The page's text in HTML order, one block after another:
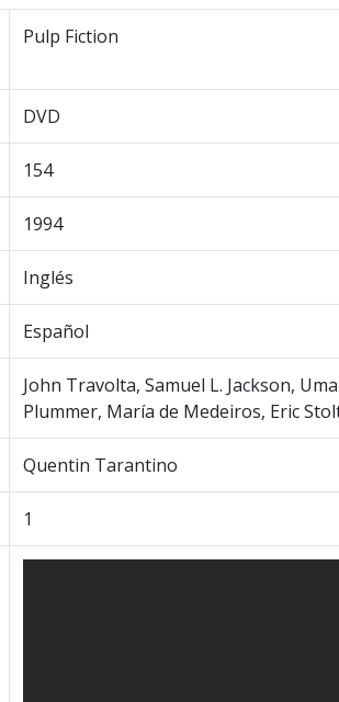
Pulp Fiction
DVD
154
1994
Inglés
Español
John Travolta, Samuel L. Jackson,
Plummer, María de Medeiros, Eric
Quentin Tarantino
1